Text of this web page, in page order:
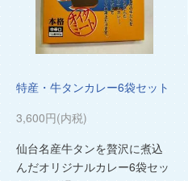
特産・牛タンカレー6袋セット
3,600円(内税)
仙台名産牛タンを贅沢に煮込
んだオリジナルカレー6袋セッ